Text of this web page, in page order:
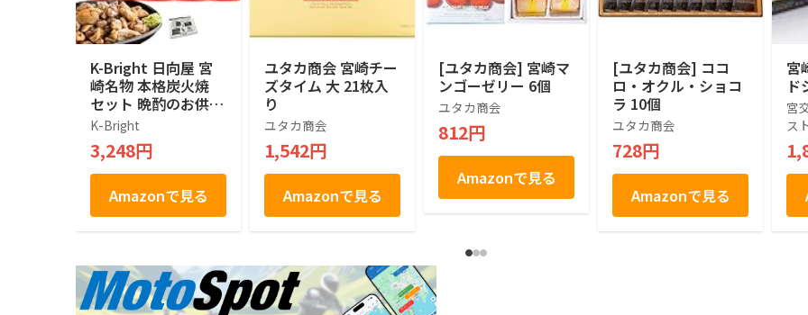
K-Bright 日向屋 宮
崎名物 本格炭火焼
セット 晩酌のお供に
ぴったり 国産鶏 (プ
レーン/柚子胡椒) 各
4個セット 計8個 [オ
リジナル保存袋]
K-Bright
3,248円
Amazonで見る
ユタカ商会 宮崎チー
ズタイム 大 21枚入
り
ユタカ商会
1,542円
Amazonで見る
[ユタカ商会] 宮崎マ
ンゴーゼリー 6個
ユタカ商会
812円
Amazonで見る
[ユタカ商会] ココ
ロ・オクル・ショコ
ラ 10個
ユタカ商会
728円
Amazonで見る
宮
ド
宮
ス